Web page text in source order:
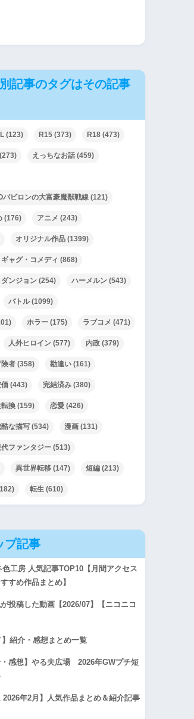
記事のタグはその記事
(123) R15 (373) R18 (473)
(273) えっちなお話 (459)
バビロンの大富豪魔獣戦線 (121)
(176) アニメ (243)
オリジナル作品 (1399)
ギャグ・コメディ (868)
ダンジョン (254) ハーメルン (543)
バトル(1099)
ホラー (175) ラブコメ (471)
人外ヒロイン (577) 内政 (379)
険者 (358) 勘違い (161)
(443) 完結済み (380)
換 (159) 恋愛 (426)
な描写 (534) 漫画 (131)
ファンタジー (513)
異世界転移 (147) 短編 (213)
転生 (610)
プ記事
色工房 人気記事TOP10【月間アクセス
すめ作品まとめ】
が投稿した動画【2026/07】【ニコニコ
】紹介・感想まとめ一覧
・感想】やる夫広場 2026年GWプチ短
2026年2月】人気作品まとめ＆紹介記事